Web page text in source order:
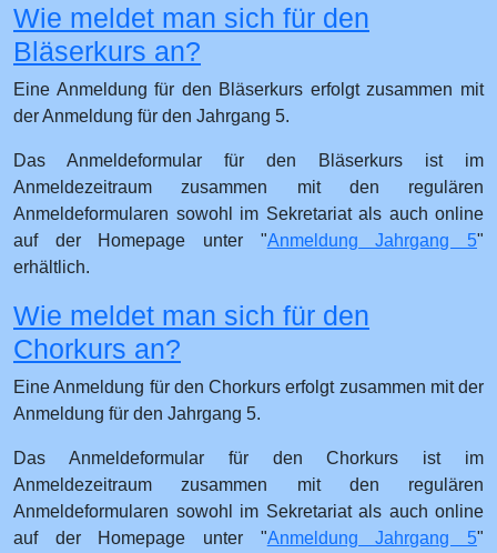
Wie meldet man sich für den
Bläserkurs an?
Eine Anmeldung für den Bläserkurs erfolgt zusammen mit
der Anmeldung für den Jahrgang 5.
Das Anmeldeformular für den Bläserkurs ist im
Anmeldezeitraum zusammen mit den regulären
Anmeldeformularen sowohl im Sekretariat als auch online
auf der Homepage unter "Anmeldung Jahrgang 5"
erhältlich.
Wie meldet man sich für den
Chorkurs an?
Eine Anmeldung für den Chorkurs erfolgt zusammen mit der
Anmeldung für den Jahrgang 5.
Das Anmeldeformular für den Chorkurs ist im
Anmeldezeitraum zusammen mit den regulären
Anmeldeformularen sowohl im Sekretariat als auch online
auf der Homepage unter "Anmeldung Jahrgang 5"